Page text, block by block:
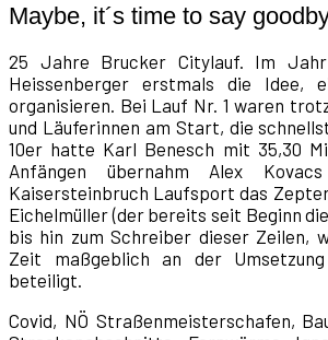
Maybe, it´s time to say
25 Jahre Brucker Citylauf. Im
Heissenberger erstmals die Idee,
organisieren. Bei Lauf Nr. 1 waren
und Läuferinnen am Start, die
10er hatte Karl Benesch mit 35,30
Anfängen übernahm Alex
Kaisersteinbruch Laufsport das
Eichelmüller (der bereits seit Beginn
bis hin zum Schreiber dieser Zeilen,
Zeit maßgeblich an der
beteiligt.
Covid, NÖ Straßenmeisterschafen,